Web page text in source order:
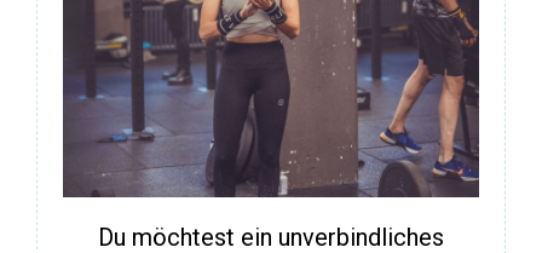
Du möchtest ein unverbindliches